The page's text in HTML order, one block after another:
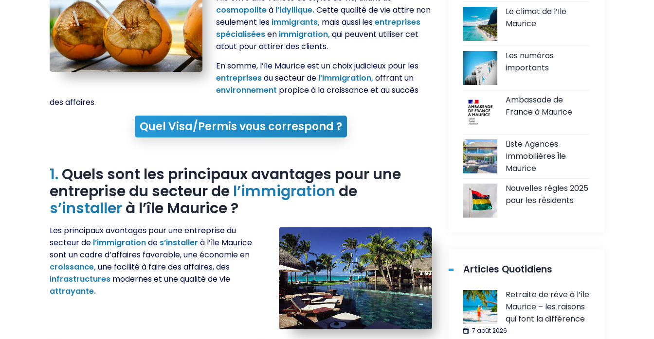
cosmopoliteà l’idyllique.Cette qualité de vie attire non
seulement les immigrants, mais aussi lesentreprises
spécialiséesen immigration,qui peuvent utiliser cet
atout pour attirer des clients.
En somme, l’île Maurice est un choix judicieux pour les
entreprisesdu secteur de l’immigration,offrant un
environnement propice à la croissance et au succès
des affaires.
Quel Visa/Permis vous correspond ?
1. Quels sont les principaux avantages pour une
entreprise du secteur de l’immigration de
s’installerà l’île Maurice ?
Les principaux avantages pour une entreprise du
secteur de l’immigrationde s’installer à l’île Maurice
sont un cadre d’affaires favorable, une économie en
croissance,une facilité à faire des affaires, des
infrastructures modernes et une qualité de vie
attrayante.
Le climat de l’Ile
Maurice
Les numéros
importants
Ambassade de
France à Maurice
Liste Agences
Immobilières Île
Maurice
Nouvelles règles 2025
pour les résidents
Articles Quotidiens
Retraite de rêve à l’île
Maurice – les raisons
qui font la différence
7 août 2026